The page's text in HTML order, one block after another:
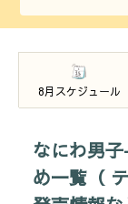
8月スケジュール
なにわ男
め一覧（